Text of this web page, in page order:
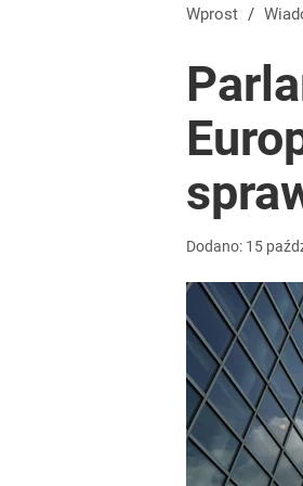
Atak na 15-latka
Tego sondażu premier nie
Morawiecki powoła
Wprost /
Dodano: 15